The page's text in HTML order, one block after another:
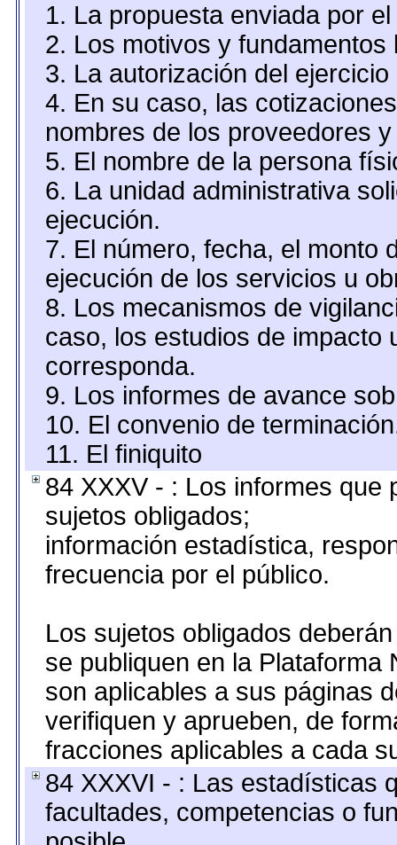
1. La propuesta enviada por
2. Los motivos y
3. La autorización del
4. En su caso, las
nombres de los proveedores
5. El nombre de la persona
6. La unidad administrativa
ejecución.
7. El número, fecha, el monto
ejecución de los servicios u
8. Los mecanismos de
caso, los estudios de impacto
corresponda.
9. Los informes de avance
10. El convenio de
11. El finiquito
84 XXXV - : Los informes que
sujetos obligados;
información estadística,
frecuencia por el público.
Los sujetos obligados
se publiquen en la
son aplicables a sus páginas
verifiquen y aprueben, de
fracciones aplicables a cada
84 XXXVI - : Las estadísticas
facultades, competencias o